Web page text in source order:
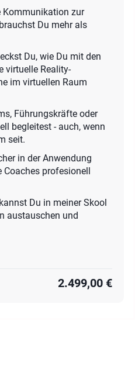
Kommunikation zur
Du mehr als
Du, wie Du mit den
virtuelle Reality-
im virtuellen Raum
Führungskräfte oder
begleitest - auch, wenn
seit.
in der Anwendung
profesionell
Du in meiner Skool
austauschen und
2.499,00 €